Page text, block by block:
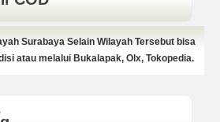
Surabaya Selain Wilayah Tersebut bisa
atau melalui Bukalapak, Olx, Tokopedia.